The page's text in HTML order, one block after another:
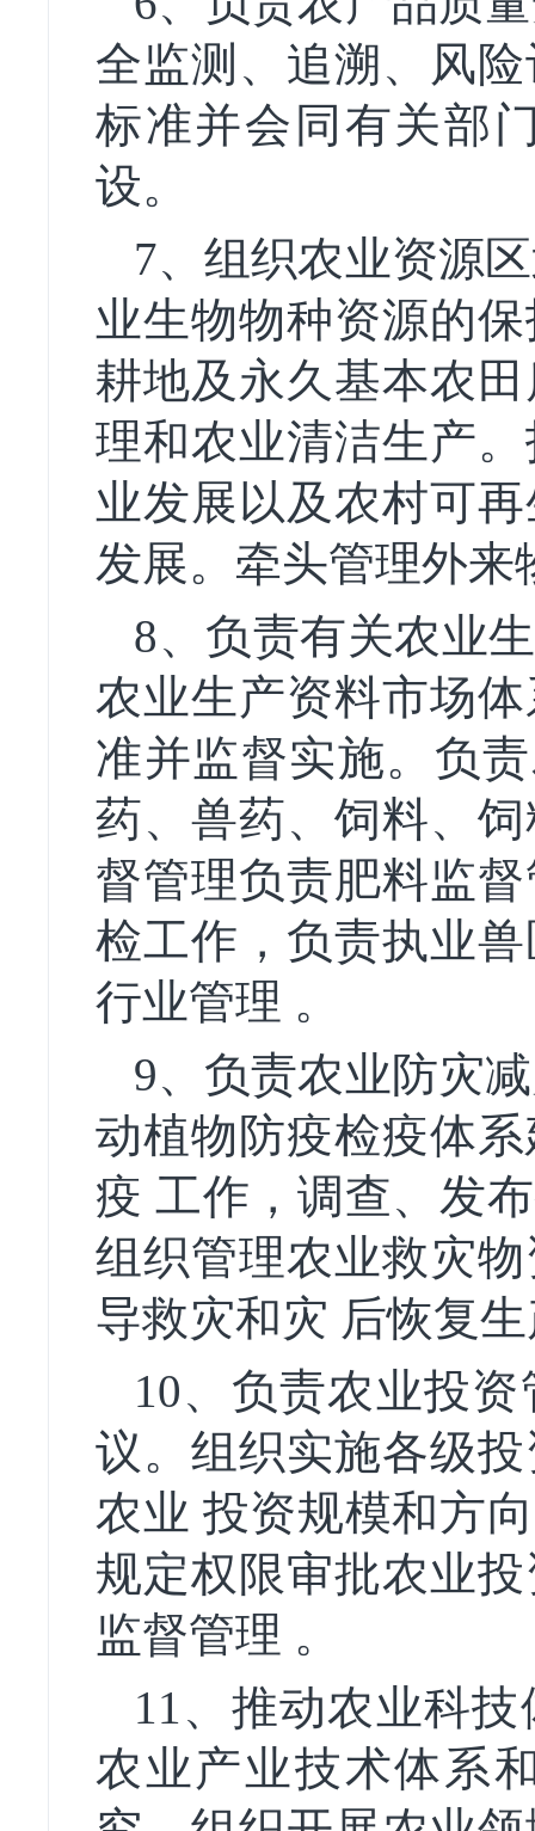
全监测、追溯、风
标准并会同有关部
设。
7、组织农业资源
业生物物种资源的
耕地及永久基本农
理和农业清洁生产
业发展以及农村可
发展。牵头管理外来
8、负责有关农业
农业生产资料市场
准并监督实施。负
药、兽药、饲料、
督管理负责肥料监
检工作，负责执业
行业管理 。
9、负责农业防灾
动植物防疫检疫体
疫 工作，调查、发
组织管理农业救灾
导救灾和灾 后恢复
10、负责农业投
议。组织实施各级
农业 投资规模和方
规定权限审批农业
监督管理 。
11、推动农业科
农业产业技术体系